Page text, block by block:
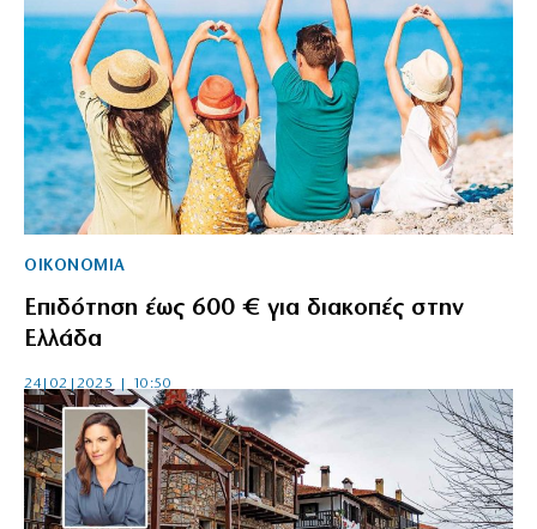
ΟΙΚΟΝΟΜΙΑ
Επιδότηση έως 600 € για διακοπές στην
Ελλάδα
24|02|2025 | 10:50